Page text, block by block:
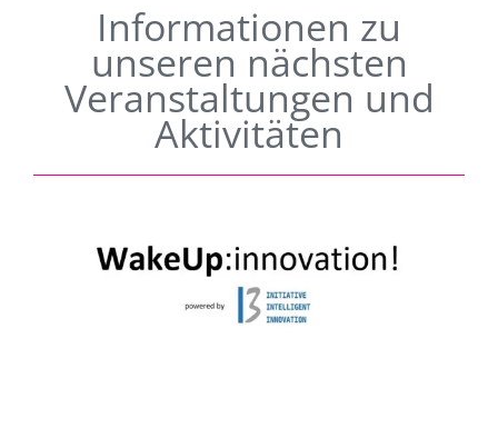
Informationen zu
unseren nächsten
Veranstaltungen und
Aktivitäten